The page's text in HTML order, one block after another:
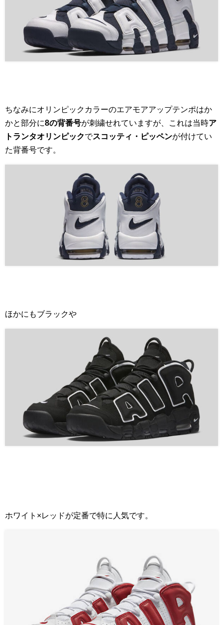
ちなみにオリンピックカラーのエアモアアップテンポはか
かと部分に8の背番号が刺繍せれていますが、これは当時ア
トランタオリンピックでスコッティ・ピッペンが付けてい
た背番号です。
ほかにもブラックや
ホワイト×レッドが定番で特に人気です。